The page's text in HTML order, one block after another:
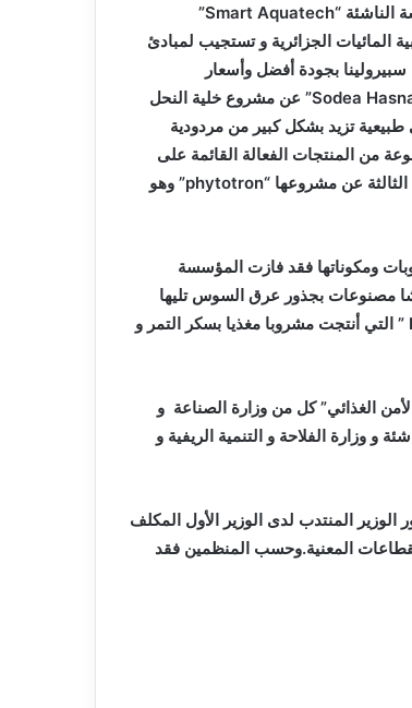
الناشئة “Smart Aquatech
”
الجزائرية و تستجيب لمبادئ
بجودة أفضل وأسعار
Sodea” عن مشروع خلية النحل
طبيعية تزيد بشكل كبير من مردودية
من المنتجات الفعالة القائمة على
الثالثة عن مشروعها “phytotron” وهو
ومكوناتها فقد فازت المؤسسة
مصنوعات بجذور عرق السوس تليها
” التي أنتجت مشروبا مغذيا بسكر التمر و
الغذائي” كل من وزارة الصناعة و
و وزارة الفلاحة و التنمية الريفية و
المنتدب لدى الوزير الأول المكلف
المعنية.وحسب المنظمين فقد